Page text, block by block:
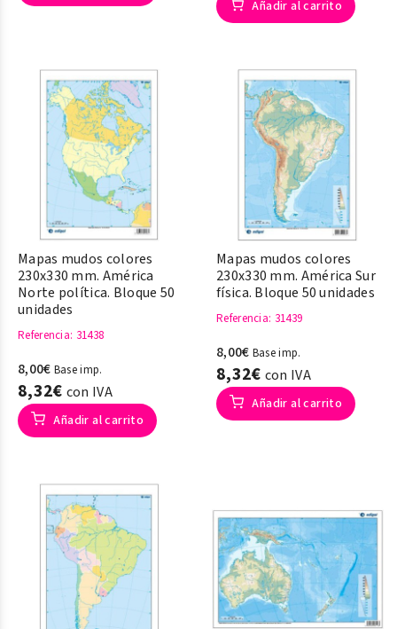
Añadir al carrito
Mapas mudos colores
230x330 mm. América
Norte política. Bloque 50
unidades
Referencia: 31438
8,00€ Base imp.
8,32€ con IVA
Añadir al carrito
Mapas mudos colores
230x330 mm. América Sur
física. Bloque 50 unidades
Referencia: 31439
8,00€ Base imp.
8,32€ con IVA
Añadir al carrito